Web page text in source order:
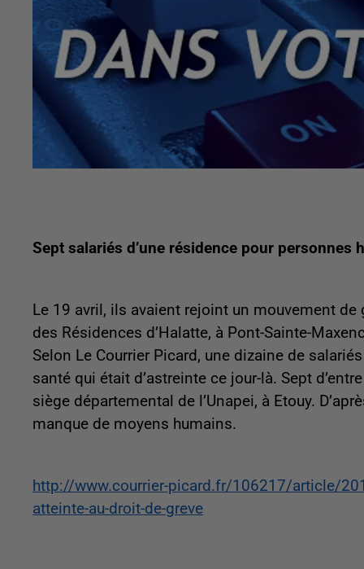
Sept salariés d’une résidence pour
Le 19 avril, ils avaient rejoint un mouvement
des Résidences d’Halatte, à Pont-Sainte-
Selon Le Courrier Picard, une dizaine de
santé qui était d’astreinte ce jour-là. Sept
siège départemental de l’Unapei, à Etouy.
manque de moyens humains.
http://www.courrier-picard.fr/106217/article/
atteinte-au-droit-de-greve